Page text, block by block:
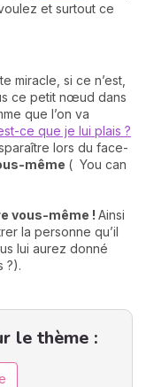
et surtout ce
miracle, si ce n’est,
ce petit nœud dans
que l’on va
ce que je lui plais ?
lors du face-
même ( You can
vous-même ! Ainsi
la personne qu’il
lui aurez donné
?).
le thème :